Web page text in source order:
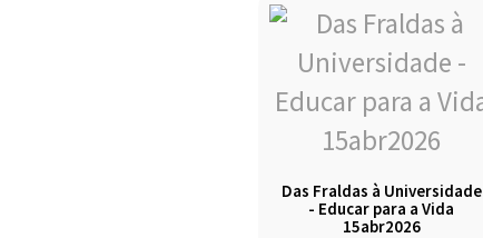
Das Fraldas à Universidade
- Educar para a Vida
15abr2026